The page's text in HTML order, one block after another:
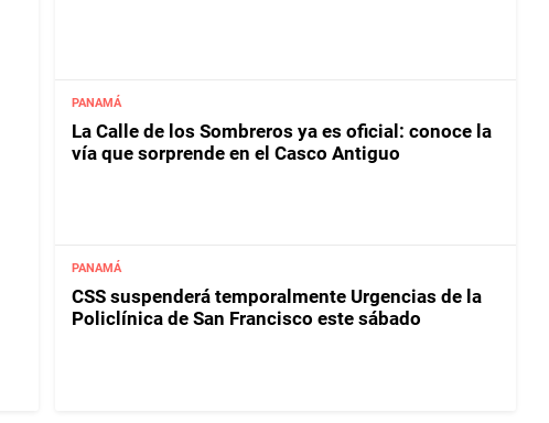
PANAMÁ
La Calle de los Sombreros ya es oficial: conoce la
vía que sorprende en el Casco Antiguo
PANAMÁ
CSS suspenderá temporalmente Urgencias de la
Policlínica de San Francisco este sábado